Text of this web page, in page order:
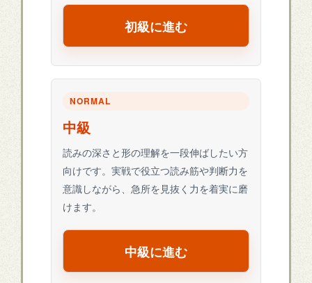
初級に進む
NORMAL
中級
読みの深さと形の理解を一段伸ばしたい方
向けです。実戦で役立つ読み筋や判断力を
意識しながら、急所を見抜く力を着実に磨
けます。
中級に進む